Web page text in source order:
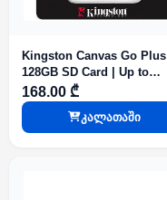
Kingston Canvas Go Plus
128GB SD Card | Up to
200MB/s | Class 10, UHS-I,
U3, V30 | SDG4/128GB
168.00 ₾
კალათაში